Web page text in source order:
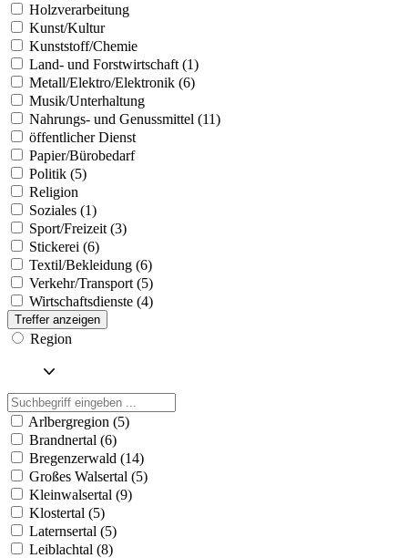
Holzverarbeitung
Kunst/Kultur
Kunststoff/Chemie
Land- und Forstwirtschaft (1)
Metall/Elektro/Elektronik (6)
Musik/Unterhaltung
Nahrungs- und Genussmittel (11)
öffentlicher Dienst
Papier/Bürobedarf
Politik (5)
Religion
Soziales (1)
Sport/Freizeit (3)
Stickerei (6)
Textil/Bekleidung (6)
Verkehr/Transport (5)
Wirtschaftsdienste (4)
Treffer anzeigen
Region
Arlbergregion (5)
Brandnertal (6)
Bregenzerwald (14)
Großes Walsertal (5)
Kleinwalsertal (9)
Klostertal (5)
Laternsertal (5)
Leiblachtal (8)